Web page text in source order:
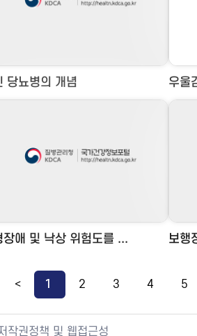
당뇨병의 개념 우울
장애 및 낙상 위험도를 ... 보행
< 1 2 3 4 5
작권정책 및 웹접근성